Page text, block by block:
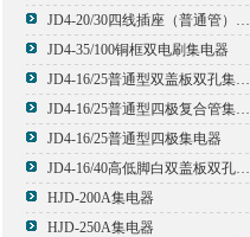
JD4-20/30四线插座（普通管）集电器
JD4-35/100铜框双电刷集电器
JD4-16/25普通型双盖板双孔集电器
JD4-16/25普通型四极复合管集电器
JD4-16/25普通型四极集电器
JD4-16/40高低脚白双盖板双孔集电器
HJD-200A集电器
HJD-250A集电器